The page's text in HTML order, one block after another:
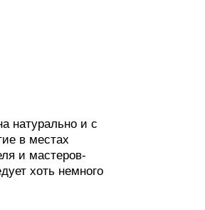
натурально и с
в местах
и мастеров-
хоть немного